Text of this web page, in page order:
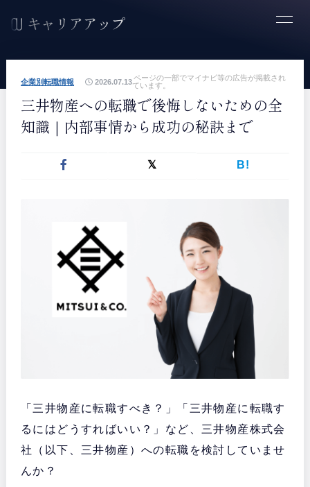
ページの一部でマイナビ等の広告が掲載され
ています。
企業別転職情報 2026.07.13
三井物産への転職で後悔しないための全
知識｜内部事情から成功の秘訣まで
B!
「三井物産に転職すべき？」「三井物産に転職す
るにはどうすればいい？」など、三井物産株式会
社（以下、三井物産）への転職を検討していませ
んか？